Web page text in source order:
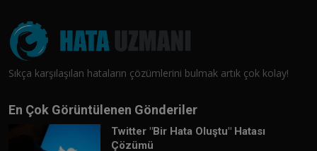
Sıkça karşılaşılan hataların çözümlerini bulmak artık çok kolay!
En Çok Görüntülenen Gönderiler
Twitter "Bir Hata Oluştu" Hatası
Çözümü